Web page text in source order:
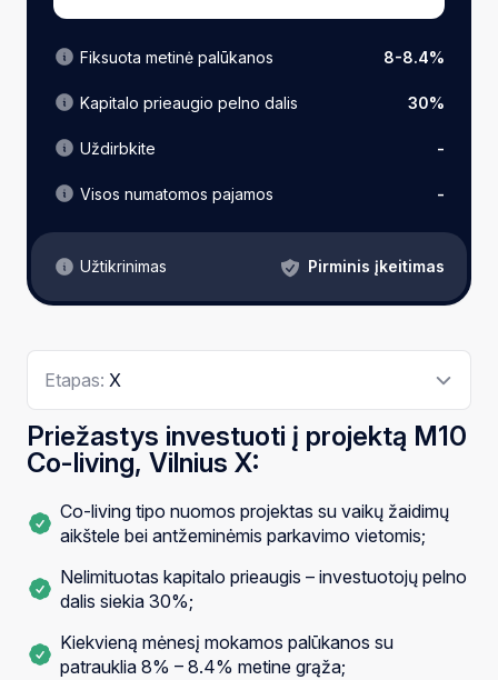
Etapas: X
Fiksuota metinė palūkanos 8-8.4%
Kapitalo prieaugio pelno dalis 30%
Uždirbkite -
Visos numatomos pajamos -
Užtikrinimas Pirminis įkeitimas
Priežastys investuoti į projektą M10
Co-living, Vilnius X:
Co-living tipo nuomos projektas su vaikų žaidimų
aikštele bei antžeminėmis parkavimo vietomis;
Nelimituotas kapitalo prieaugis – investuotojų pelno
dalis siekia 30%;
Kiekvieną mėnesį mokamos palūkanos su
patrauklia 8% – 8.4% metine grąža;